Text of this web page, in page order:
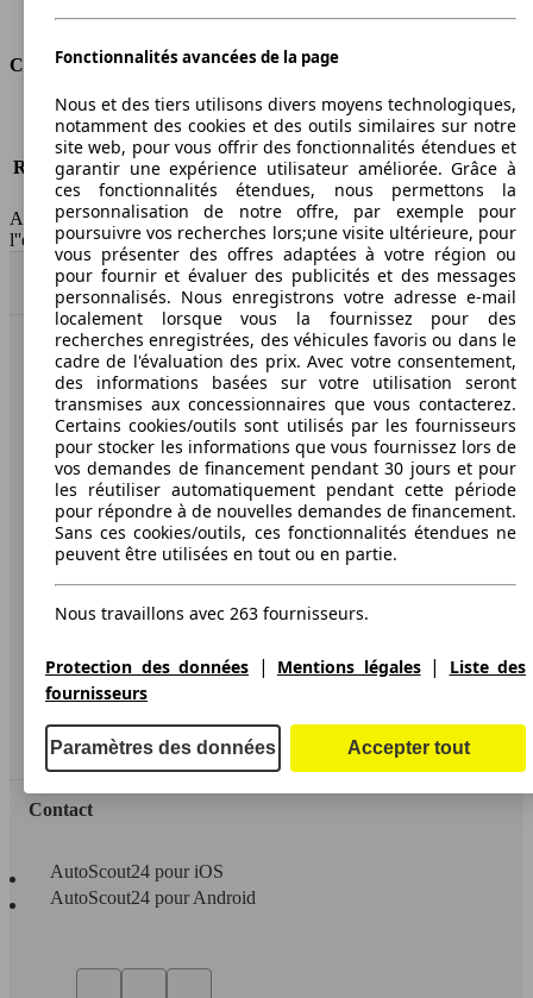
Capacité du réservoir
60 l
Classes d'assurance
Tous risques
-
Risques partiels
-
Responsabilité civile -
HSN/TSN
n.c./n.c.
AutoScout24 France SAS décline toute responsabilité concernant
l''exactitude des indications fournies.
Haut
AutoScout24: la plus grande plateforme en ligne de
voitures en Europe
AutoScout24
A propos d'AutoScout24
Conditions d'utilisation
Protection des données
Accessibility Statement
Espace Pro
Contact
AutoScout24 pour iOS
AutoScout24 pour Android
Fonctionnalités avancées de la page
Nous et des tiers utilisons divers moyens technologiques,
notamment des cookies et des outils similaires sur notre
site web, pour vous offrir des fonctionnalités étendues et
garantir une expérience utilisateur améliorée. Grâce à
ces fonctionnalités étendues, nous permettons la
personnalisation de notre offre, par exemple pour
poursuivre vos recherches lors;une visite ultérieure, pour
vous présenter des offres adaptées à votre région ou
pour fournir et évaluer des publicités et des messages
personnalisés. Nous enregistrons votre adresse e-mail
localement lorsque vous la fournissez pour des
recherches enregistrées, des véhicules favoris ou dans le
cadre de l'évaluation des prix. Avec votre consentement,
des informations basées sur votre utilisation seront
transmises aux concessionnaires que vous contacterez.
Certains cookies/outils sont utilisés par les fournisseurs
pour stocker les informations que vous fournissez lors de
vos demandes de financement pendant 30 jours et pour
les réutiliser automatiquement pendant cette période
pour répondre à de nouvelles demandes de financement.
Sans ces cookies/outils, ces fonctionnalités étendues ne
peuvent être utilisées en tout ou en partie.
Nous travaillons avec 263 fournisseurs.
Protection des données | Mentions légales|
Liste des
fournisseurs
Paramètres des données Accepter tout